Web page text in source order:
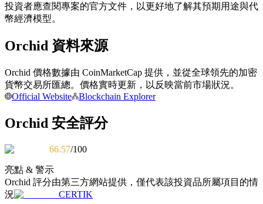
成為跟單交易員
坐享盈利分成和跟單分傭
投資者應查閱專案的官方文件，以更好地了解其預期用途與代
幣經濟模型。
Orchid 資料來源
Orchid 價格數據由 CoinMarketCap 提供，並從全球領先的加密
貨幣交易所匯總。價格實時更新，以反映當前市場狀況。
Official Website
Blockchain Explorer
Orchid 安全評分
66.57/100
亮點 & 警示
Orchid 評分由第三方網站提供，僅代表該投資品所屬項目的情
況
CERTIK